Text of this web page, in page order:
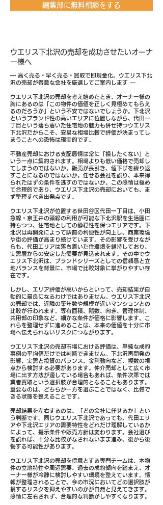
編集部に無料相談をする
ウエリス下北沢の売却を成功させたいオーナ
ー様へ
― 高く売る・早く売る・買取で即現金化。ウエリス下北
沢の売却が得意な会社を厳選してご案内します ―
ウエリス下北沢の売却を考え始めたとき、オーナー様の
胸にあるのは「この物件の価値を正しく見極めてもらえ
るのだろうか」という不安ではないでしょうか。下北沢
というブランド性の高いエリアに位置しながら、代田一
丁目という落ち着いた住宅地の魅力も併せ持つウエリス
下北沢だからこそ、安易な相場比較で評価が決まってし
まうことへの恐怖は現実的です。
不動産売却における支配感情は常に「損したくない」と
いう一点に集約されます。相場よりも低い価格で売却し
てしまうのではないか。販売が長引き、値下げを繰り返
すことになるのではないか。任せる会社を誤り、本来得
られたはずの条件を逃すのではないか。この感情は極め
て合理的であり、ウエリス下北沢の売却においても、ま
ず整理すべき出発点です。
ウエリス下北沢が位置する世田谷区代田一丁目は、小田
急線・京王井の頭線の利用が可能な下北沢駅を生活圏に
持ちつつ、住宅地としての静穏性を保つエリアです。下
北沢は再開発によって駅前の利便性が向上し、商業環境
や街の評価が高まり続けています。その影響を受けなが
らも、代田エリアは落ち着いた住環境を維持しており、
実需層からの安定した需要が見込まれます。その中でウ
エリス下北沢は、ブランドシリーズとしての信頼感と立
地バランスを背景に、市場で比較対象に挙がりやすい存
在です。
しかし、エリア評価が高いからといって、売却結果が自
動的に最良になるわけではありません。ウエリス下北沢
の売却では、近隣の築年数や規模が近いマンションとの
比較が行われます。専有面積、階数、向き、管理体制、
共用部の印象など、細かな条件が価格に影響します。こ
れらを整理せずに進めることは、本来の価値を十分に市
場へ伝えられないリスクにつながります。
ウエリス下北沢の売却市場における評価は、単純な成約
事例の平均値だけでは判断できません。下北沢再開発の
影響、実需と投資のバランス、金利動向など、複数の視
点から検討する必要があります。仲介売却として広く市
場に出す方法が適している場合もあれば、条件次第では
業者買取という選択肢が合理的となることもあります。
重要なのは、どちらか一方を選ぶことではなく、比較で
きる状態を整えることです。
売却結果を左右するのは、「どの会社に任せるか」とい
う判断です。同じウエリス下北沢であっても、代田エリ
アや下北沢エリアの需要特性をどれだけ理解しているか
によって、提示条件や販売方針は変わります。会社選び
を誤れば、十分な比較がなされないまま進み、後から後
悔する可能性があります。
ウエリス下北沢の売却を得意とする専門チームは、本物
件の立地特性や周辺需要、過去の成約傾向を踏まえ、オ
ーナー様が冷静に検討しやすい環境を整えています。情
報が整理されることで、今の市況においてどの選択肢が
損するリスクを抑えやすいのかが自然と見えてきます。
感情に左右されず、合理的な判断がしやすくなります。